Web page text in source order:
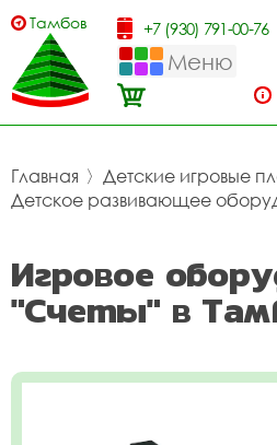
Тамбов +7 (930) 791-00-76
Меню
Главная 〉 Детские игровые
Детское развивающее
Игровое
"Счеты" в